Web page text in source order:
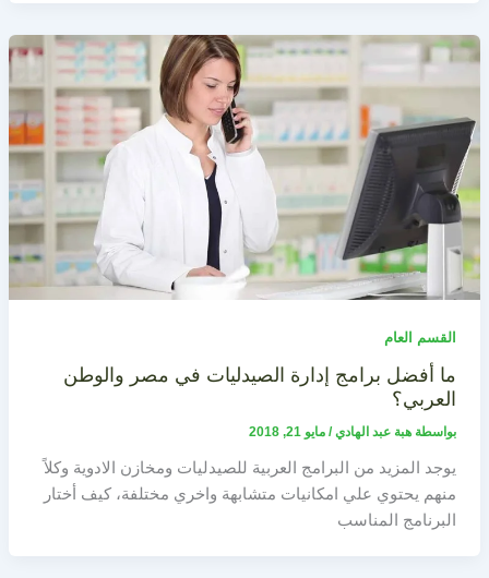
القسم العام
ما أفضل برامج إدارة الصيدليات في مصر والوطن
العربي؟
بواسطة هبة عبد الهادي/ مايو 21, 2018
يوجد المزيد من البرامج العربية للصيدليات ومخازن الادوية وكلاً
منهم يحتوي علي امكانيات متشابهة واخري مختلفة، كيف أختار
البرنامج المناسب